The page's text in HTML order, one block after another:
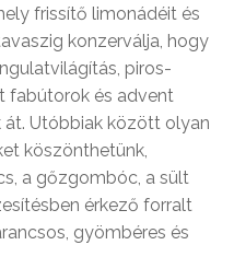
frissítő limonádéit és
konzerválja, hogy
piros-
fabútorok és advent
Utóbbiak között olyan
köszönthetünk,
a gőzgombóc, a sült
érkező forralt
gyömbéres és